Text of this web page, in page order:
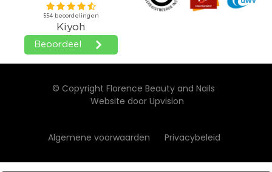
© Copyright Florence Beauty and Nails
Website door Upvision
Algemene voorwaarden Privacybeleid